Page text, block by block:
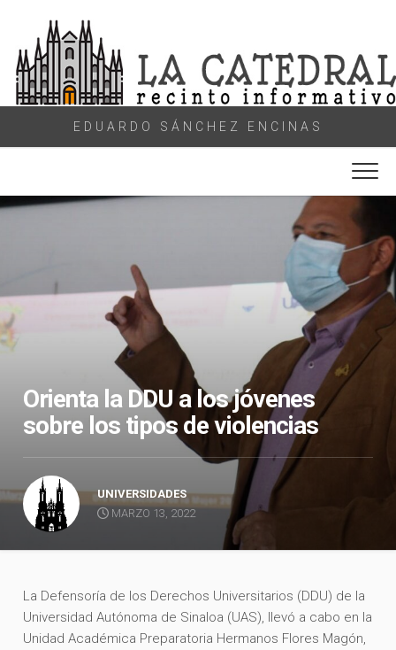
content
EDUARDO SÁNCHEZ ENCINAS
Orienta la DDU a los jóvenes
sobre los tipos de violencias
UNIVERSIDADES
MARZO 13, 2022
La Defensoría de los Derechos Universitarios (DDU) de la
Universidad Autónoma de Sinaloa (UAS), llevó a cabo en la
Unidad Académica Preparatoria Hermanos Flores Magón,